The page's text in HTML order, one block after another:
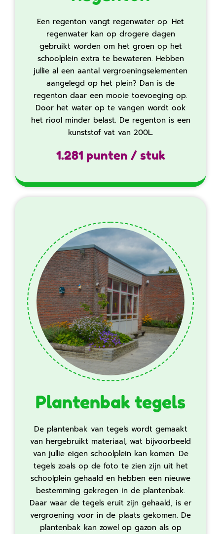
Een regenton vangt regenwater op. Het
regenwater kan op drogere dagen
gebruikt worden om het groen op het
schoolplein extra te bewateren. Hebben
jullie al een aantal vergroeningselementen
aangelegd op het plein? Dan is de
regenton daar een mooie toevoeging op.
Door het water op te vangen wordt ook
het riool minder belast. De regenton is een
kunststof vat van 200L.‍
1.281 punten / stuk
Plantenbak tegels
De plantenbak van tegels wordt gemaakt
van hergebruikt materiaal, wat bijvoorbeeld
van jullie eigen schoolplein kan komen. De
tegels zoals op de foto te zien zijn uit het
schoolplein gehaald en hebben een nieuwe
bestemming gekregen in de plantenbak.
Daar waar de tegels eruit zijn gehaald, is er
vergroening voor in de plaats gekomen. De
plantenbak kan zowel op gazon als op